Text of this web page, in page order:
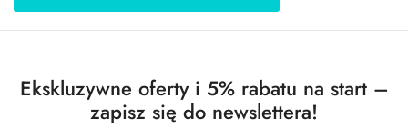
Ekskluzywne oferty i 5% rabatu na start –
zapisz się do newslettera!